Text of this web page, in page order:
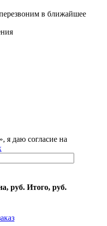
в ближайшее
я даю согласие на
руб. Итого, руб.